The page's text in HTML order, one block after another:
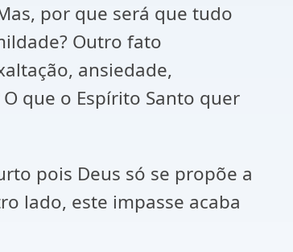
por que será que tudo
Outro fato
ansiedade,
que o Espírito Santo quer
pois Deus só se propõe a
lado, este impasse acaba